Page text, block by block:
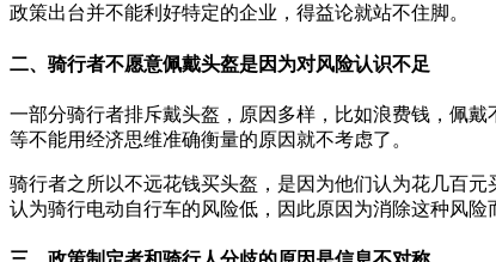
政策出台并不能利好特定的企业，得益论就站不住脚。
二、骑行者不愿意佩戴头盔是因为对风险认识不足
一部分骑行者排斥戴头盔，原因多样，比如浪费钱，佩
等不能用经济思维准确衡量的原因就不考虑了。
骑行者之所以不远花钱买头盔，是因为他们认为花几百
认为骑行电动自行车的风险低，因此原因为消除这种风